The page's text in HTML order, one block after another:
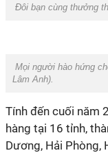
Đôi bạn cùng thưởng
Mọi người hào hứng
Lâm Anh).
Tính đến cuối năm
hàng tại 16 tỉnh,
Dương, Hải Phòng,